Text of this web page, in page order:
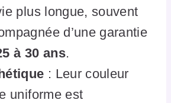
plus longue, souvent
d’une garantie
à 30 ans.
: Leur couleur
uniforme est